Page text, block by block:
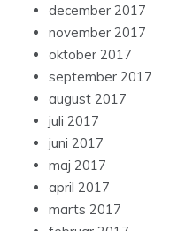
december 2017
november 2017
oktober 2017
september 2017
august 2017
juli 2017
juni 2017
maj 2017
april 2017
marts 2017